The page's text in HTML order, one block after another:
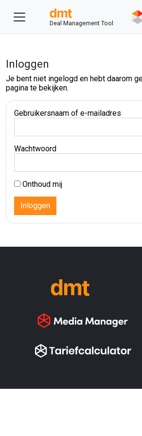
Deal Management Tool
Inloggen
Je bent niet ingelogd en hebt daarom
pagina te bekijken.
Gebruikersnaam of e-mailadres
Wachtwoord
Onthoud mij